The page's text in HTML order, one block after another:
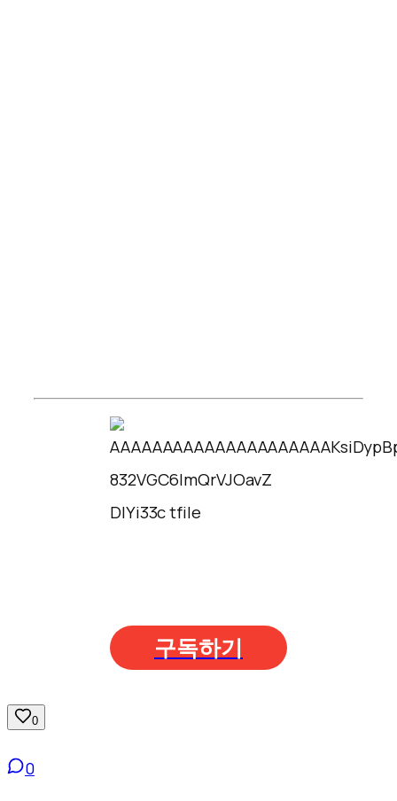
구독하기
0
0